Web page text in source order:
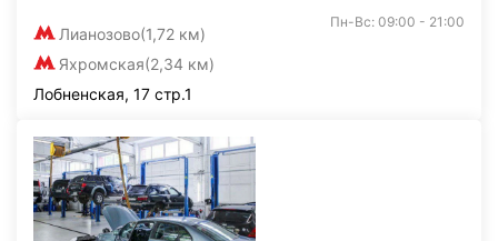
Лианозово(1,72 км)
Яхромская(2,34 км)
Пн-Вс: 09:00 - 21:00
Лобненская, 17 стр.1